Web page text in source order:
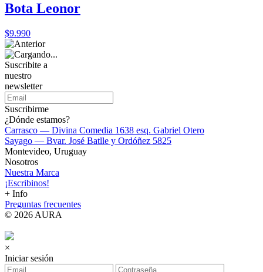
Bota Leonor
$9.990
Suscribite a
nuestro
newsletter
Suscribirme
¿Dónde estamos?
Carrasco — Divina Comedia 1638 esq. Gabriel Otero
Sayago — Bvar. José Batlle y Ordóñez 5825
Montevideo, Uruguay
Nosotros
Nuestra Marca
¡Escribinos!
+ Info
Preguntas frecuentes
© 2026 AURA
×
Iniciar sesión